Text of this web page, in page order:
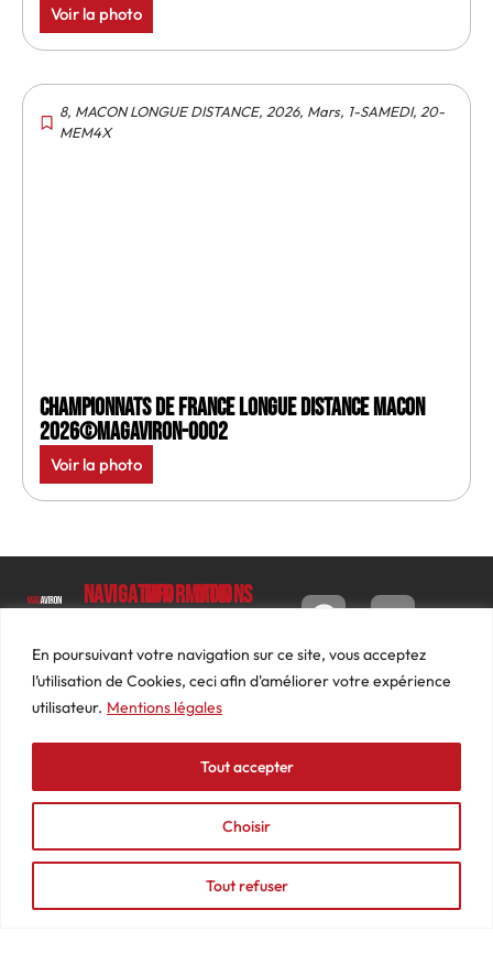
En poursuivant votre navigation sur ce site, vous acceptez
l’utilisation de Cookies, ceci afin d'améliorer votre expérience
utilisateur. Mentions légales
Choisir
Tout refuser
Tout accepter
Voir la photo
8, MACON LONGUE DISTANCE, 2026, Mars, 1-SAMEDI, 20-
MEM4X
Championnats de France longue distance Macon
2026©MagAviron-0002
Voir la photo
Luc
Barbier
69640
74
87
contact@mediasaviron.fr
Navigation
Le
Magazine
Photos
Actualités
Podcasts
Informations
Conditions
générales
de ventes
Mentions
légales
Mon
Tableau
de bord
Commandes
Adresses
Détails
du
compte